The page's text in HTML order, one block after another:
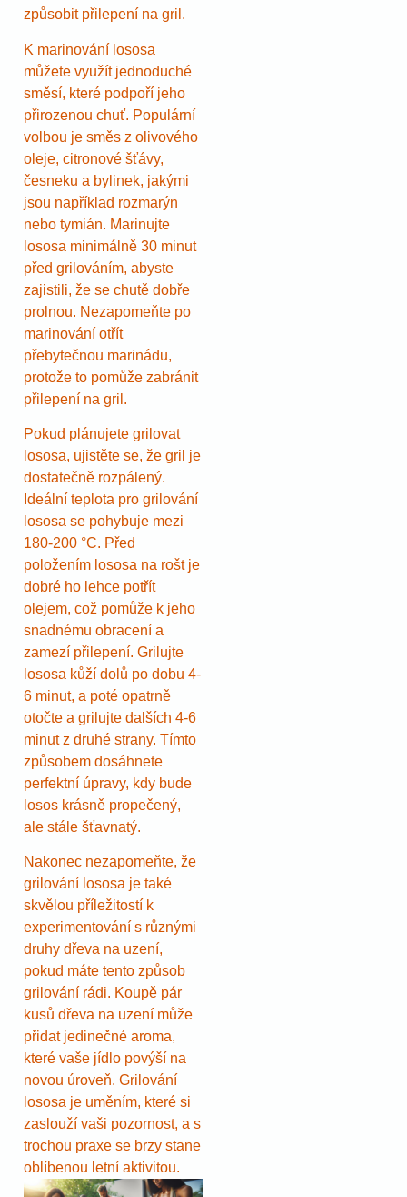
způsobit přilepení na gril.
K marinování lososa
můžete využít jednoduché
směsí, které podpoří jeho
přirozenou chuť. Populární
volbou je směs z olivového
oleje, citronové šťávy,
česneku a bylinek, jakými
jsou například rozmarýn
nebo tymián. Marinujte
lososa minimálně 30 minut
před grilováním, abyste
zajistili, že se chutě dobře
prolnou. Nezapomeňte po
marinování otřít
přebytečnou marinádu,
protože to pomůže zabránit
přilepení na gril.
Pokud plánujete grilovat
lososa, ujistěte se, že gril je
dostatečně rozpálený.
Ideální teplota pro grilování
lososa se pohybuje mezi
180-200 °C. Před
položením lososa na rošt je
dobré ho lehce potřít
olejem, což pomůže k jeho
snadnému obracení a
zamezí přilepení. Grilujte
lososa kůží dolů po dobu 4-
6 minut, a poté opatrně
otočte a grilujte dalších 4-6
minut z druhé strany. Tímto
způsobem dosáhnete
perfektní úpravy, kdy bude
losos krásně propečený,
ale stále šťavnatý.
Nakonec nezapomeňte, že
grilování lososa je také
skvělou příležitostí k
experimentování s různými
druhy dřeva na uzení,
pokud máte tento způsob
grilování rádi. Koupě pár
kusů dřeva na uzení může
přidat jedinečné aroma,
které vaše jídlo povýší na
novou úroveň. Grilování
lososa je uměním, které si
zaslouží vaši pozornost, a s
trochou praxe se brzy stane
oblíbenou letní aktivitou.